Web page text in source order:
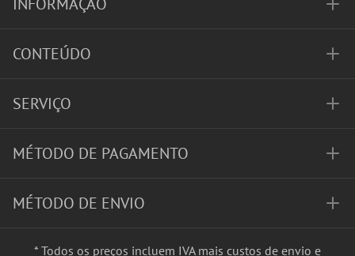
CONTEÚDO
SERVIÇO
MÉTODO DE PAGAMENTO
MÉTODO DE ENVIO
* Todos os preços incluem IVA mais custos de envio e